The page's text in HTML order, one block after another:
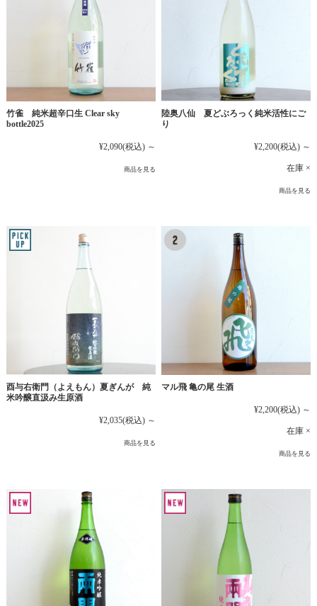
竹雀 純米超辛口生 Clear sky
bottle2025
¥2,090(税込) ～
商品を見る
陸奥八仙 夏どぶろっく純米活性にご
り
¥2,200(税込) ～
在庫 ×
商品を見る
酉与右衛門（よえもん）夏ぎんが 純
米吟醸直汲み生原酒
¥2,035(税込) ～
商品を見る
マル飛 亀の尾 生酒
¥2,200(税込) ～
在庫 ×
商品を見る